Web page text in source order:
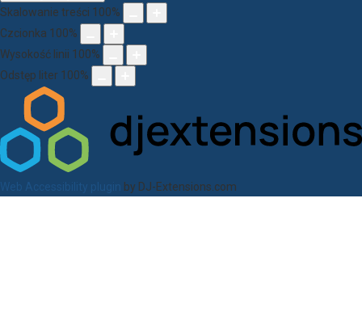
Skalowanie treści 100%
Czcionka 100%
Wysokość linii 100%
Odstęp liter 100%
Web Accessibility plugin by DJ-Extensions.com